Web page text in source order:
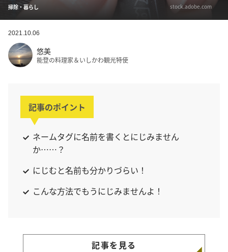
掃除・暮らし stock.adobe.com
2021.10.06
悠美
能登の料理家＆いしかわ観光特使
記事のポイント
ネームタグに名前を書くとにじみません
か……？
にじむと名前も分かりづらい！
こんな方法でもうにじみませんよ！
記事を見る